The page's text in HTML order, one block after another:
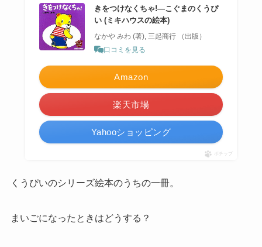
きをつけなくちゃ!―こぐまのくうぴ
い (ミキハウスの絵本)
なかや みわ (著), 三起商行 （出版）
口コミを見る
Amazon
楽天市場
Yahooショッピング
ポチップ
くうぴいのシリーズ絵本のうちの一冊。
まいごになったときはどうする？